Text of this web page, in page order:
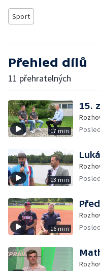
Sport
Přehled dílů
11 přehratelných
17 min
15.
13 min
16 min